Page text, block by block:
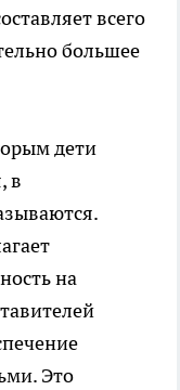
всего
большее
дети
в
на
Это